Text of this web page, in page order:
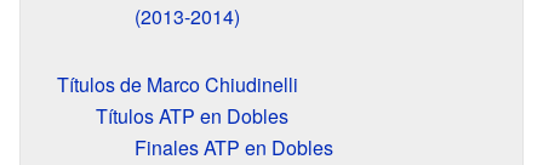
(2013-2014)
Títulos de Marco Chiudinelli
Títulos ATP en Dobles
Finales ATP en Dobles